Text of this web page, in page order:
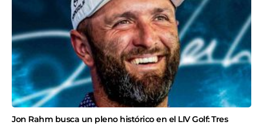
Jon Rahm busca un pleno histórico en el LIV Golf: Tres